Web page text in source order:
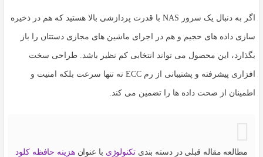
اگر به دنبال یک سرور NAS با قدرت پردازشی بالا هستید که هم در ذخیره
سازی داده های حجیم و هم در اجرای ماشین های مجازی دستتان را باز
بگذارد، این محصول می تواند انتخابی کم نظیر باشد. طراحی سخت
افزاری پیشرفته و پشتیبانی از رم ECC نه تنها سرعت بلکه امنیت و
اطمینان از صحت داده ها را تضمین می کند.
مطالعه مقاله قبلی در دسته بندیتکنولوژی با عنوانهزینه حافظه کلود